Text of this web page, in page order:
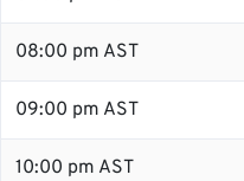
08:00 pm AST
09:00 pm AST
10:00 pm AST